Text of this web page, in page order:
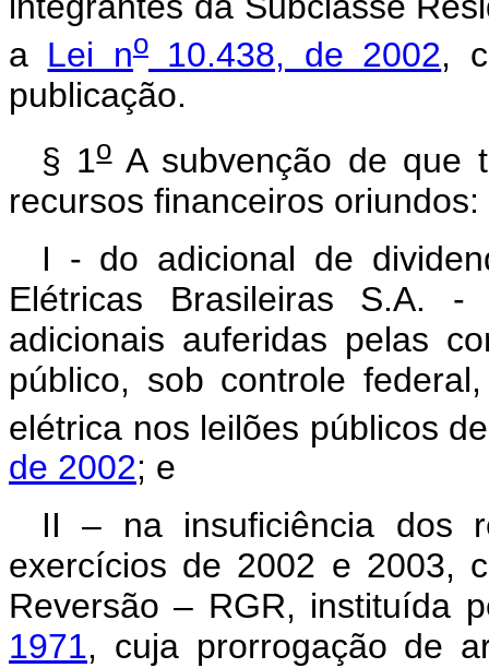
a Lei no10.438, de 2002,
publicação.
§ 1oA subvenção de que
recursos financeiros oriundos:
I - do adicional de
Elétricas Brasileiras S.A. -
adicionais auferidas pelas
público, sob controle
elétrica nos leilões públicos
de 2002; e
II – na insuficiência dos
exercícios de 2002 e 2003,
Reversão – RGR, instituída
1971, cuja prorrogação de